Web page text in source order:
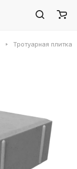
Тротуарная плитка